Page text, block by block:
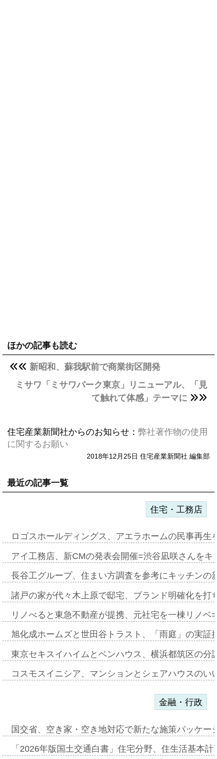
ほかの記事も読む
新昭和、蘇我駅前で商業街区開発
ミサワ「ミサワパーク東京」リニューアル、「見
て触れて体感」テーマに
住宅産業新聞社からのお知らせ： 弊社著作物の使用
に関するお願い
2018年12月25日 住宅産業新聞社 編集部
最近の記事一覧
住宅・工務店
ロゴスホールディングス、アエラホームの民事再
アイ工務店、新CMの発表会開催=渋谷凪咲さんを
長谷工グループ、住まい方調査を参考にキッチン
諸戸の家が代々木上原で邸宅、ブランド明確化を
リノべると東急不動産が提携、元社宅を一棟リノ
旭化成ホームズと世田谷トラスト、「雨庭」の実
東京セキスイハイムとベンハウス、横浜都筑区の
コスモスイニシア、マンションとシェアハウスの
金融・行政
国交省、空き家・空き地対応で新たな施策パッケ
「2026年版国土交通白書」住宅分野、住生活基本